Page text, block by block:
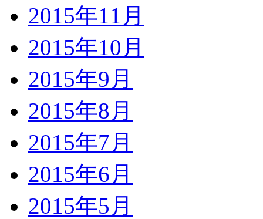
2015年11月
2015年10月
2015年9月
2015年8月
2015年7月
2015年6月
2015年5月